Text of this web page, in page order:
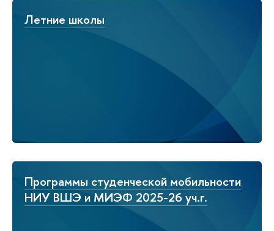
Летние школы
Программы студенческой мобильности
НИУ ВШЭ и МИЭФ 2025-26 уч.г.